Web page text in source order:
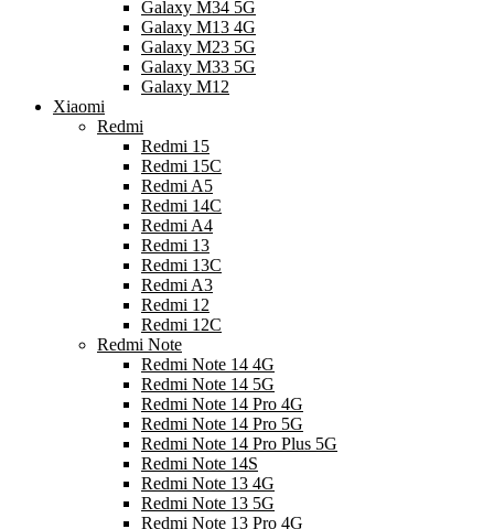
Galaxy M34 5G
Galaxy M13 4G
Galaxy M23 5G
Galaxy M33 5G
Galaxy M12
Xiaomi
Redmi
Redmi 15
Redmi 15C
Redmi A5
Redmi 14C
Redmi A4
Redmi 13
Redmi 13C
Redmi A3
Redmi 12
Redmi 12C
Redmi Note
Redmi Note 14 4G
Redmi Note 14 5G
Redmi Note 14 Pro 4G
Redmi Note 14 Pro 5G
Redmi Note 14 Pro Plus 5G
Redmi Note 14S
Redmi Note 13 4G
Redmi Note 13 5G
Redmi Note 13 Pro 4G